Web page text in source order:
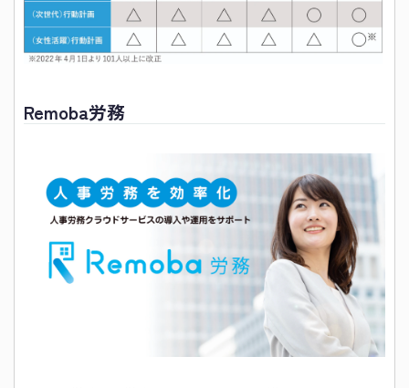
Remoba労務